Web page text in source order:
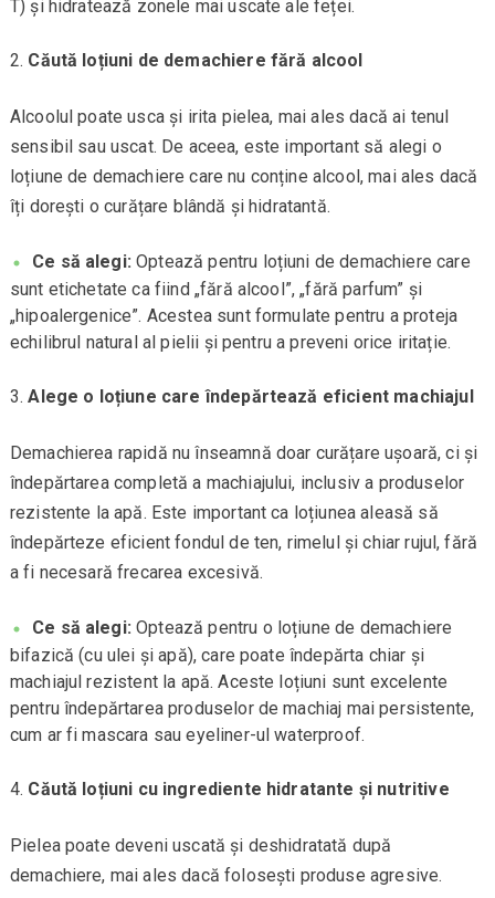
T) și hidratează zonele mai uscate ale feței.
Căută loțiuni de demachiere fără alcool
Alcoolul poate usca și irita pielea, mai ales dacă ai tenul
sensibil sau uscat. De aceea, este important să alegi o
loțiune de demachiere care nu conține alcool, mai ales dacă
îți dorești o curățare blândă și hidratantă.
Ce să alegi: Optează pentru loțiuni de demachiere care
sunt etichetate ca fiind „fără alcool”, „fără parfum” și
„hipoalergenice”. Acestea sunt formulate pentru a proteja
echilibrul natural al pielii și pentru a preveni orice iritație.
Alege o loțiune care îndepărtează eficient machiajul
Demachierea rapidă nu înseamnă doar curățare ușoară, ci și
îndepărtarea completă a machiajului, inclusiv a produselor
rezistente la apă. Este important ca loțiunea aleasă să
îndepărteze eficient fondul de ten, rimelul și chiar rujul, fără
a fi necesară frecarea excesivă.
Ce să alegi: Optează pentru o loțiune de demachiere
bifazică (cu ulei și apă), care poate îndepărta chiar și
machiajul rezistent la apă. Aceste loțiuni sunt excelente
pentru îndepărtarea produselor de machiaj mai persistente,
cum ar fi mascara sau eyeliner-ul waterproof.
Căută loțiuni cu ingrediente hidratante și nutritive
Pielea poate deveni uscată și deshidratată după
demachiere, mai ales dacă folosești produse agresive.